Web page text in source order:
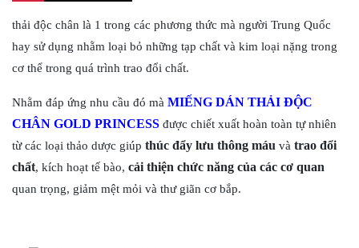
thải độc chân là 1 trong các phương thức mà người Trung Quốc
hay sử dụng nhằm loại bỏ những tạp chất và kim loại nặng trong
cơ thể trong quá trình trao đổi chất.
Nhằm đáp ứng nhu cầu đó mà MIẾNG DÁN THẢI ĐỘC
CHÂN GOLD PRINCESS được chiết xuất hoàn toàn tự nhiên
từ các loại thảo dược giúp thúc đẩy lưu thông máu và trao đổi
chất, kích hoạt tế bào, cải thiện chức năng của các cơ quan
quan trọng, giảm mệt mỏi và thư giãn cơ bắp.